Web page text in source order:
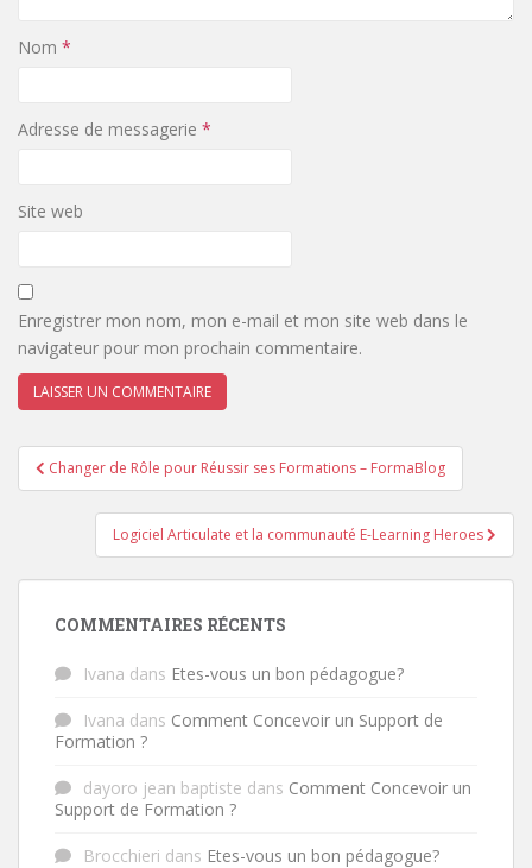
Nom *
Adresse de messagerie *
Site web
Enregistrer mon nom, mon e-mail et mon site web dans le
navigateur pour mon prochain commentaire.
Navigation de l’article
Changer de Rôle pour Réussir ses Formations – FormaBlog
Logiciel Articulate et la communauté E-Learning Heroes
COMMENTAIRES RÉCENTS
Ivana dans Etes-vous un bon pédagogue?
Ivana dans Comment Concevoir un Support de
Formation ?
dayoro jean baptiste dans Comment Concevoir un
Support de Formation ?
Brocchieri dans Etes-vous un bon pédagogue?